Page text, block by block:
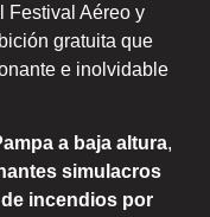
Festival Aéreo y
gratuita que
e inolvidable
a baja altura,
simulacros
incendios por